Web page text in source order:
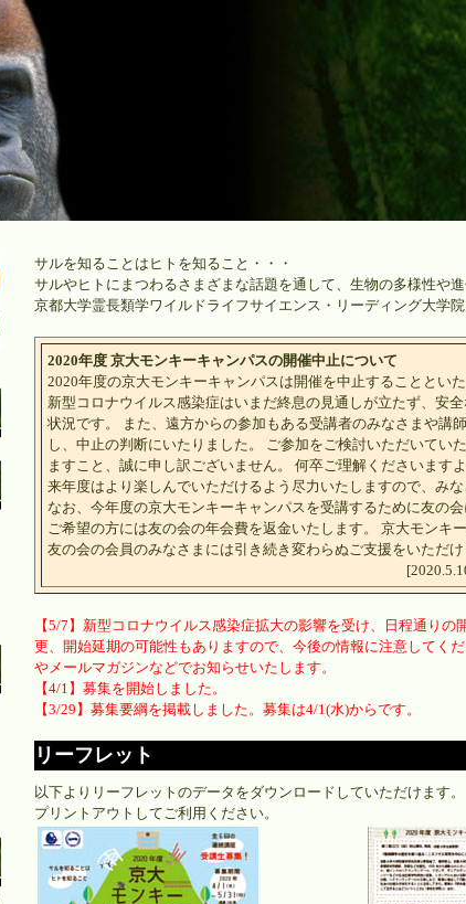
サルを知ることはヒトを知ること・・・
サルやヒトにまつわるさまざまな話題を通して、生物の多様性や
京都大学霊長類学ワイルドライフサイエンス・リーディング大学
2020年度 京大モンキーキャンパスの開催中止について
2020年度の京大モンキーキャンパスは開催を中止することといた
新型コロナウイルス感染症はいまだ終息の見通しが立たず、安
状況です。 また、遠方からの参加もある受講者のみなさまや講
し、中止の判断にいたりました。 ご参加をご検討いただいてい
ますこと、誠に申し訳ございません。 何卒ご理解くださいます
来年度はより楽しんでいただけるよう尽力いたしますので、み
なお、今年度の京大モンキーキャンパスを受講するために友の
ご希望の方には友の会の年会費を返金いたします。 京大モンキ
友の会の会員のみなさまには引き続き変わらぬご支援をいただけ
【5/7】新型コロナウイルス感染症拡大の影響を受け、日程通り
更、開始延期の可能性もありますので、今後の情報に注意してく
やメールマガジンなどでお知らせいたします。
【4/1】募集を開始しました。
【3/29】募集要綱を掲載しました。募集は4/1(水)からです。
リーフレット
以下よりリーフレットのデータをダウンロードしていただけます。
プリントアウトしてご利用ください。